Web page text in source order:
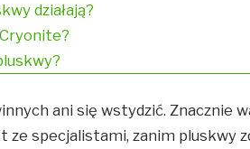
działają?
ani się wstydzić. Znacznie
specjalistami, zanim pluskwy